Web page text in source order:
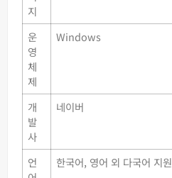
지
운
영
체
제
Windows
개
발
사
네이버
언
한국어, 영어 외 다국어 지원